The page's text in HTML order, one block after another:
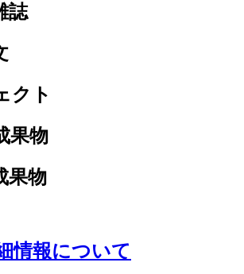
誌
クト
果物
果物
情報について